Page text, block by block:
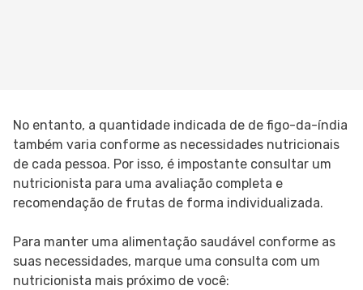
No entanto, a quantidade indicada de de figo-da-índia
também varia conforme as necessidades nutricionais
de cada pessoa. Por isso, é impostante consultar um
nutricionista para uma avaliação completa e
recomendação de frutas de forma individualizada.
Para manter uma alimentação saudável conforme as
suas necessidades, marque uma consulta com um
nutricionista mais próximo de você: